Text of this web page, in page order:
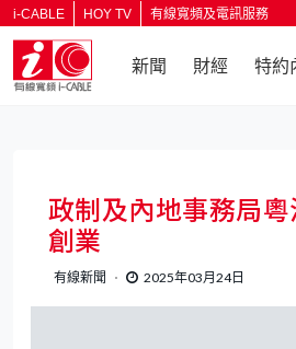
i-CABLE HOY TV 有線寬頻及電訊服務
新聞 財經 特約
返回
政制及內地事務局
創業
有線新聞 2025年03月24日